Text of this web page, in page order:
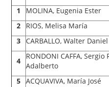
1
MOLINA, Eugenia Ester
2
RIOS, Melisa María
3
CARBALLO, Walter Daniel
4
RONDONI CAFFA, Sergio
Adalberto
5 ACQUAVIVA, María José